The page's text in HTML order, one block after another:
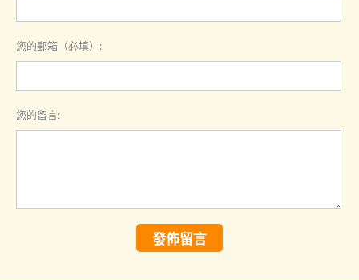
您的郵箱（必填）:
您的留言:
發佈留言